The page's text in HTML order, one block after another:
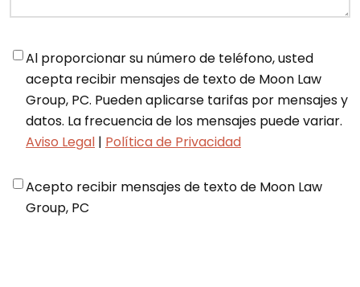
Al proporcionar su número de teléfono, usted
acepta recibir mensajes de texto de Moon Law
Group, PC. Pueden aplicarse tarifas por mensajes y
datos. La frecuencia de los mensajes puede variar.
Aviso Legal | Política de Privacidad
Acepto recibir mensajes de texto de Moon Law
Group, PC